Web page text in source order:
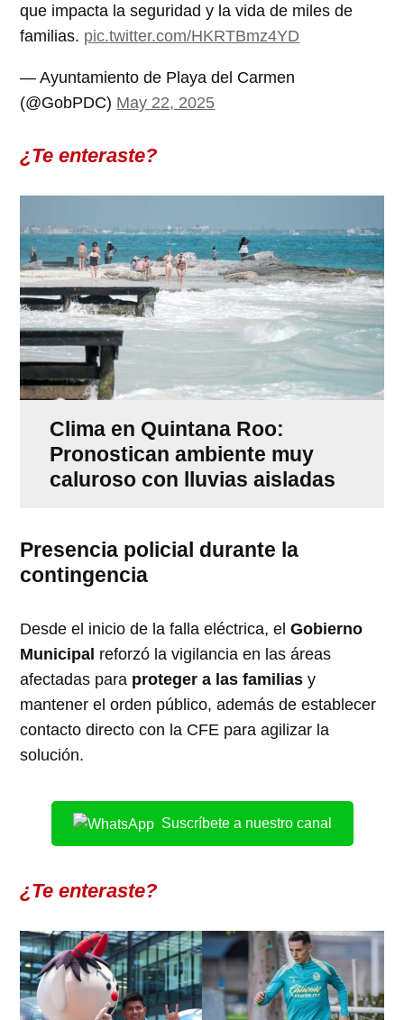
que impacta la seguridad y la vida de miles de
familias. pic.twitter.com/HKRTBmz4YD
— Ayuntamiento de Playa del Carmen
(@GobPDC) May 22, 2025
¿Te enteraste?
Clima en Quintana Roo:
Pronostican ambiente muy
caluroso con lluvias aisladas
Presencia policial durante la
contingencia
Desde el inicio de la falla eléctrica, elGobierno
Municipal reforzó la vigilancia en las áreas
afectadas para proteger a las familias y
mantener el orden público, además de establecer
contacto directo con la CFE para agilizar la
solución.
Suscríbete a nuestro canal
¿Te enteraste?